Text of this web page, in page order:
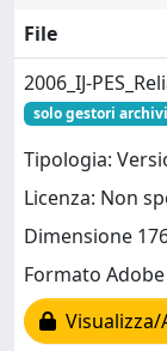
File
2006_IJ-
solo gestori
Tipologia:
Licenza: Non
Dimensione
Formato Adobe
Visualizza/